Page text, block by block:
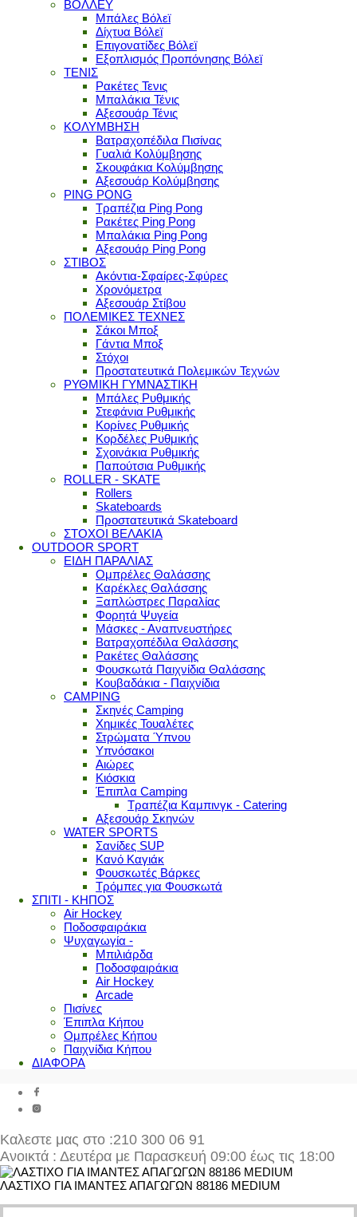
ΒΟΛΛΕΥ
Μπάλες Βόλεϊ
Δίχτυα Βόλεϊ
Επιγονατίδες Βόλεϊ
Εξοπλισμός Προπόνησης Βόλεϊ
ΤΕΝΙΣ
Ρακέτες Τενις
Μπαλάκια Τένις
Αξεσουάρ Τένις
ΚΟΛΥΜΒΗΣΗ
Βατραχοπέδιλα Πισίνας
Γυαλιά Κολύμβησης
Σκουφάκια Κολύμβησης
Αξεσουάρ Κολύμβησης
PING PONG
Τραπέζια Ping Pong
Ρακέτες Ping Pong
Μπαλάκια Ping Pong
Αξεσουάρ Ping Pong
ΣΤΙΒΟΣ
Ακόντια-Σφαίρες-Σφύρες
Χρονόμετρα
Αξεσουάρ Στίβου
ΠΟΛΕΜΙΚΕΣ ΤΕΧΝΕΣ
Σάκοι Μποξ
Γάντια Μποξ
Στόχοι
Προστατευτικά Πολεμικών Τεχνών
ΡΥΘΜΙΚΗ ΓΥΜΝΑΣΤΙΚΗ
Μπάλες Ρυθμικής
Στεφάνια Ρυθμικής
Κορίνες Ρυθμικής
Κορδέλες Ρυθμικής
Σχοινάκια Ρυθμικής
Παπούτσια Ρυθμικής
ROLLER - SKATE
Rollers
Skateboards
Προστατευτικά Skateboard
ΣΤΟΧΟΙ ΒΕΛΑΚΙΑ
OUTDOOR SPORT
ΕΙΔΗ ΠΑΡΑΛΙΑΣ
Ομπρέλες Θαλάσσης
Καρέκλες Θαλάσσης
Ξαπλώστρες Παραλίας
Φορητά Ψυγεία
Μάσκες - Αναπνευστήρες
Βατραχοπέδιλα Θαλάσσης
Ρακέτες Θαλάσσης
Φουσκωτά Παιχνίδια Θαλάσσης
Κουβαδάκια - Παιχνίδια
CAMPING
Σκηνές Camping
Χημικές Τουαλέτες
Στρώματα Ύπνου
Υπνόσακοι
Αιώρες
Κιόσκια
Έπιπλα Camping
Τραπέζια Καμπινγκ - Catering
Αξεσουάρ Σκηνών
WATER SPORTS
Σανίδες SUP
Κανό Καγιάκ
Φουσκωτές Βάρκες
Τρόμπες για Φουσκωτά
ΣΠΙΤΙ - ΚΗΠΟΣ
Air Hockey
Ποδοσφαιράκια
Ψυχαγωγία -
Μπιλιάρδα
Ποδοσφαιράκια
Air Hockey
Arcade
Πισίνες
Έπιπλα Κήπου
Ομπρέλες Κήπου
Παιχνίδια Κήπου
ΔΙΑΦΟΡΑ
Καλεστε μας στο :210 300 06 91
Ανοικτά : Δευτέρα με Παρασκευή 09:00 έως τις 18:00
ΛΑΣΤΙΧΟ ΓΙΑ ΙΜΑΝΤΕΣ ΑΠΑΓΩΓΩΝ 88186 MEDIUM